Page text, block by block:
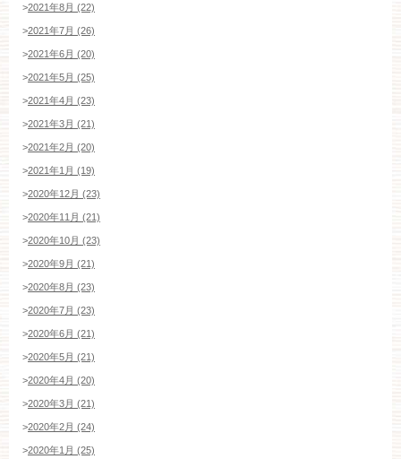
>2021年8月 (22)
>2021年7月 (26)
>2021年6月 (20)
>2021年5月 (25)
>2021年4月 (23)
>2021年3月 (21)
>2021年2月 (20)
>2021年1月 (19)
>2020年12月 (23)
>2020年11月 (21)
>2020年10月 (23)
>2020年9月 (21)
>2020年8月 (23)
>2020年7月 (23)
>2020年6月 (21)
>2020年5月 (21)
>2020年4月 (20)
>2020年3月 (21)
>2020年2月 (24)
>2020年1月 (25)